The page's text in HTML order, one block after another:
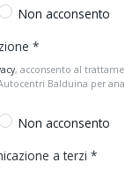
al mantenimento
+ TouchScreen
alluminio
ad apertura e
centrale anteriore
Non acconsento
*
, acconsento al
Balduina per
Non acconsento
a terzi *